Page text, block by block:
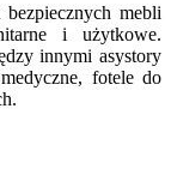
mebli
i użytkowe.
innymi asystory
fotele do